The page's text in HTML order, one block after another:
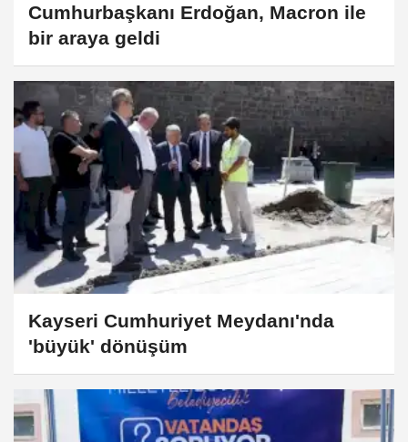
Cumhurbaşkanı Erdoğan, Macron ile
bir araya geldi
Kayseri Cumhuriyet Meydanı'nda
'büyük' dönüşüm